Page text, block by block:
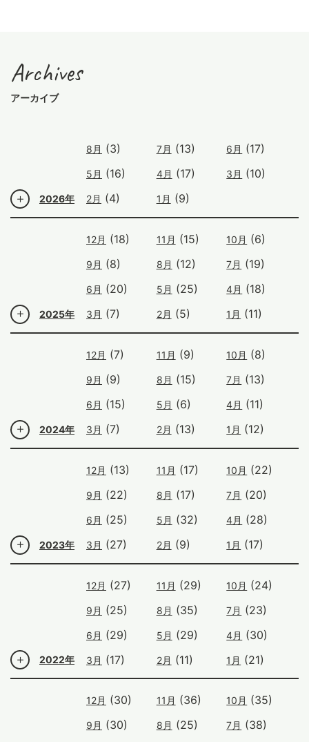
Archives
アーカイブ
2026年
8月 (3) 7月 (13) 6月 (17)
5月 (16) 4月 (17) 3月 (10)
2月 (4) 1月 (9)
2025年
12月 (18) 11月 (15) 10月 (6)
9月 (8) 8月 (12) 7月 (19)
6月 (20) 5月 (25) 4月 (18)
3月 (7) 2月 (5) 1月 (11)
2024年
12月 (7) 11月 (9) 10月 (8)
9月 (9) 8月 (15) 7月 (13)
6月 (15) 5月 (6) 4月 (11)
3月 (7) 2月 (13) 1月 (12)
2023年
12月 (13) 11月 (17) 10月 (22)
9月 (22) 8月 (17) 7月 (20)
6月 (25) 5月 (32) 4月 (28)
3月 (27) 2月 (9) 1月 (17)
2022年
12月 (27) 11月 (29) 10月 (24)
9月 (25) 8月 (35) 7月 (23)
6月 (29) 5月 (29) 4月 (30)
3月 (17) 2月 (11) 1月 (21)
12月 (30) 11月 (36) 10月 (35)
9月 (30) 8月 (25) 7月 (38)